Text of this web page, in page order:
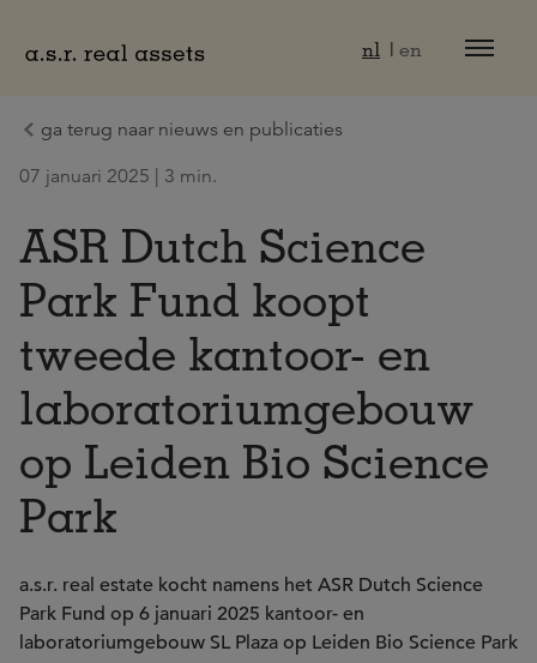
nl en
ga terug naar nieuws en publicaties
07 januari 2025 | 3 min.
ASR Dutch Science
Park Fund koopt
tweede kantoor- en
laboratoriumgebouw
op Leiden Bio Science
Park
a.s.r. real estate kocht namens het ASR Dutch Science
Park Fund op 6 januari 2025 kantoor- en
laboratoriumgebouw SL Plaza op Leiden Bio Science Park